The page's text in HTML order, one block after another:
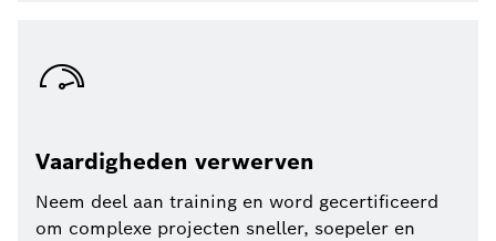
Vaardigheden verwerven
Neem deel aan training en word gecertificeerd
om complexe projecten sneller, soepeler en